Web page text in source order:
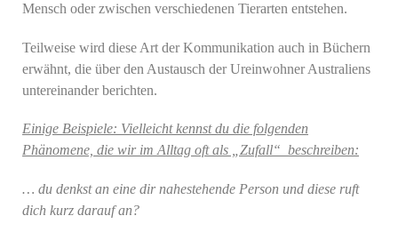
Mensch oder zwischen verschiedenen Tierarten entstehen.
Teilweise wird diese Art der Kommunikation auch in Büchern
erwähnt, die über den Austausch der Ureinwohner Australiens
untereinander berichten.
Einige Beispiele: Vielleicht kennst du die folgenden
Phänomene, die wir im Alltag oft als „Zufall“ beschreiben:
… du denkst an eine dir nahestehende Person und diese ruft
dich kurz darauf an?